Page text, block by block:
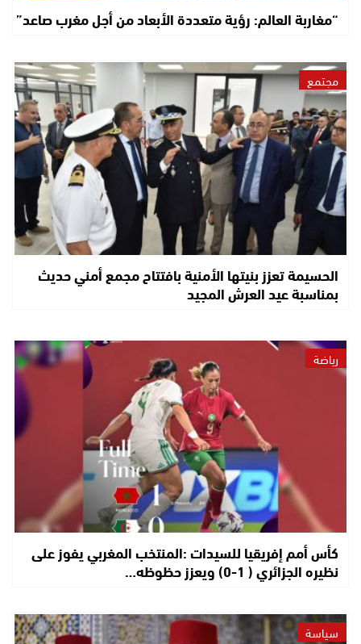
“مغاربة العالم: رؤية متعددة الأبعاد من أجل مغرب صاعد”
مجتمع
الحسيمة تعزز بنيتها الأمنية بافتتاح مجمع أمني حديث
بمناسبة عيد العرش المجيد
رياضة
كأس أمم إفريقيا للسيدات :المنتخب المغربي يفوز على
نظيره الجزائري ( 1-0) ويعزز حظوظه…
سياسة